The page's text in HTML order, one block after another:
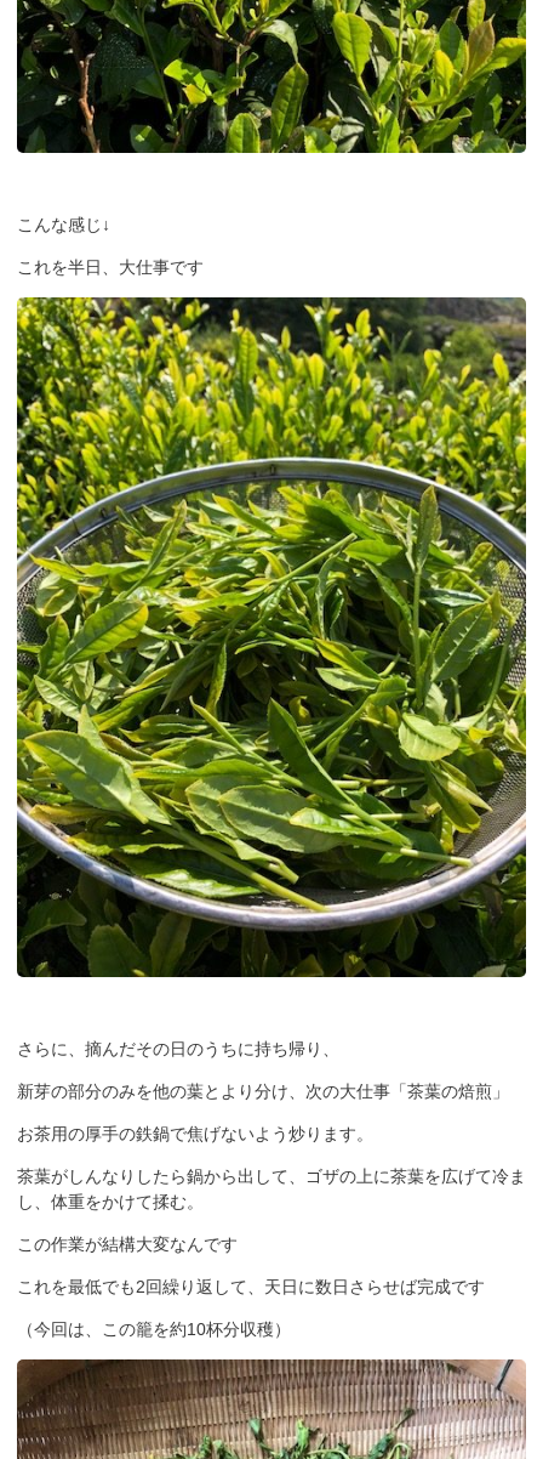
こんな感じ↓
これを半日、大仕事です
さらに、摘んだその日のうちに持ち帰り、
新芽の部分のみを他の葉とより分け、次の大仕事「茶葉の焙煎」
お茶用の厚手の鉄鍋で焦げないよう炒ります。
茶葉がしんなりしたら鍋から出して、ゴザの上に茶葉を広げて冷ま
し、体重をかけて揉む。
この作業が結構大変なんです
これを最低でも2回繰り返して、天日に数日さらせば完成です
（今回は、この籠を約10杯分収穫）